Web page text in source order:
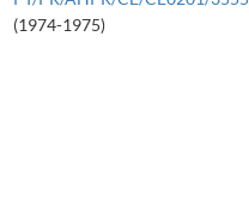
(1974-1975)